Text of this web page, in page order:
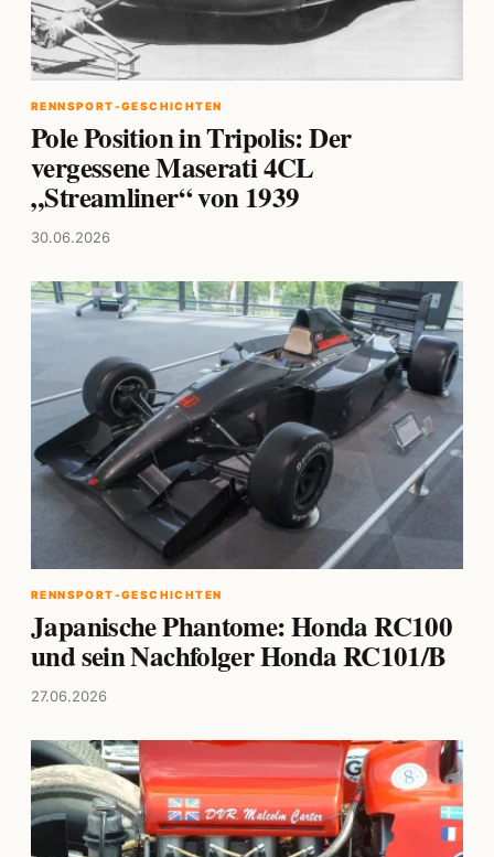
RENNSPORT-GESCHICHTEN
Pole Position in Tripolis: Der
vergessene Maserati 4CL
„Streamliner“ von 1939
30.06.2026
RENNSPORT-GESCHICHTEN
Japanische Phantome: Honda RC100
und sein Nachfolger Honda RC101/B
27.06.2026